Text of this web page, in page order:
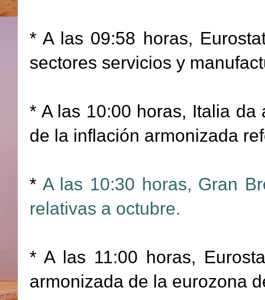
* A las 09:58 horas,
sectores servicios y
* A las 10:00 horas, Italia
de la inflación armonizada
* A las 10:30 horas, Gran
relativas a octubre.
* A las 11:00 horas,
armonizada de la eurozona